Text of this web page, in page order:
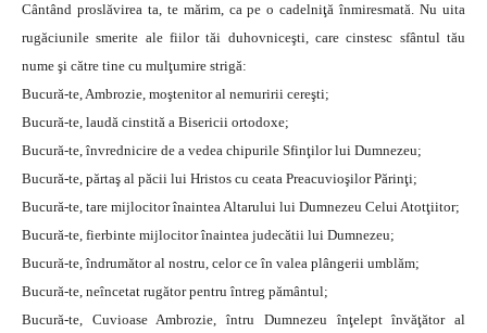
Cântând proslăvirea ta, te mărim, ca pe o cadelniţă înmiresmată. Nu uita
rugăciunile smerite ale fiilor tăi duhovniceşti, care cinstesc sfântul tău
nume şi către tine cu mulţumire strigă:
Bucură-te, Ambrozie, moştenitor al nemuririi cereşti;
Bucură-te, laudă cinstită a Bisericii ortodoxe;
Bucură-te, învrednicire de a vedea chipurile Sfinţilor lui Dumnezeu;
Bucură-te, părtaş al păcii lui Hristos cu ceata Preacuvioşilor Părinţi;
Bucură-te, tare mijlocitor înaintea Altarului lui Dumnezeu Celui Atotţiitor;
Bucură-te, fierbinte mijlocitor înaintea judecătii lui Dumnezeu;
Bucură-te, îndrumător al nostru, celor ce în valea plângerii umblăm;
Bucură-te, neîncetat rugător pentru întreg pământul;
Bucură-te, Cuvioase Ambrozie, întru Dumnezeu înţelept învăţător al